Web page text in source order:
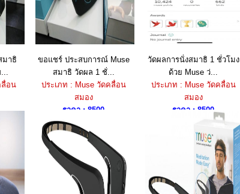
มาธิ
ลื่อน
ขอแชร์ ประสบการณ์ Muse
สมาธิ วัดผล 1 ชั่...
ประเภท : Muse วัดคลื่อน
สมอง
ราคา : 8500
วัดผลการนั่งสมาธิ 1 ชั่วโมง
ด้วย Muse ว่...
ประเภท : Muse วัดคลื่อน
สมอง
ราคา : 8500